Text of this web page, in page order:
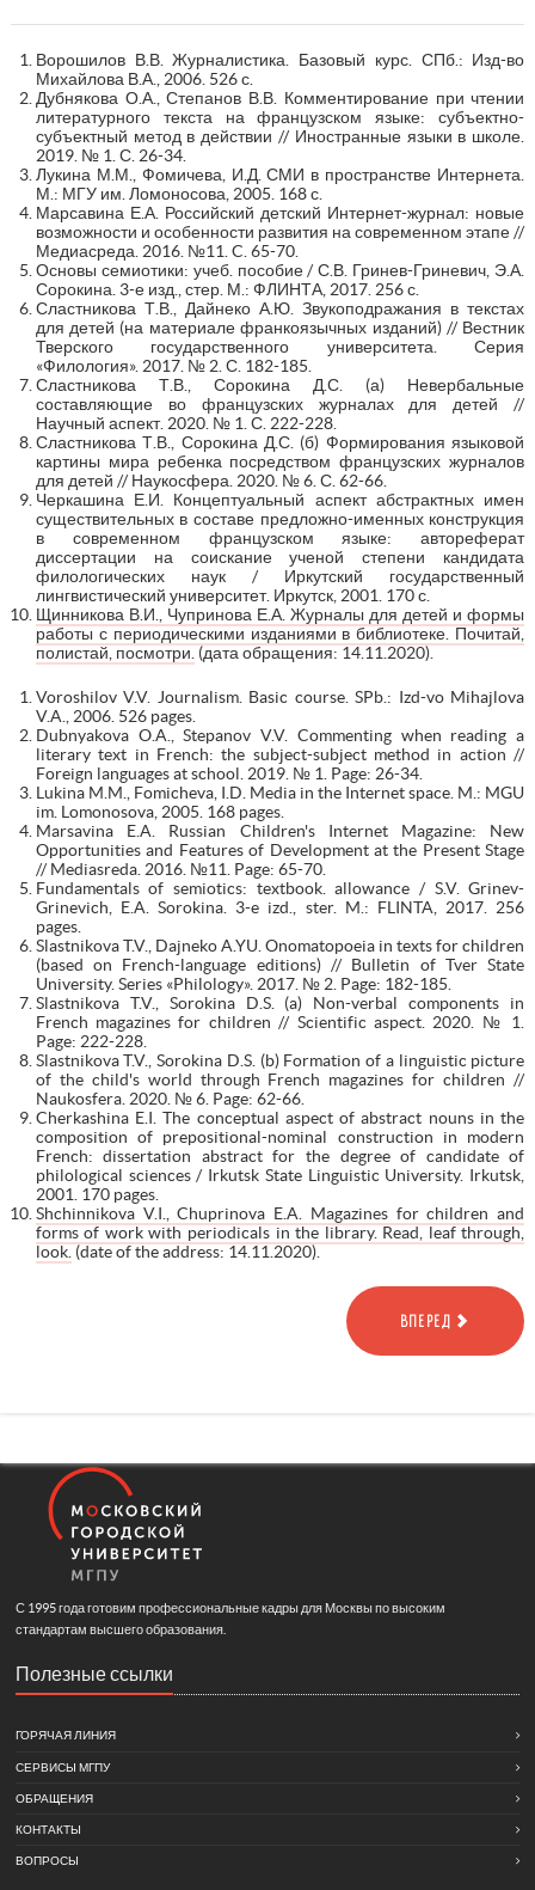
Ворошилов В.В. Журналистика. Базовый курс. СПб.: Изд-во
Михайлова В.А., 2006. 526 с.
Дубнякова О.А., Степанов В.В. Комментирование при чтении
литературного текста на французском языке: субъектно-
субъектный метод в действии // Иностранные языки в школе.
2019. № 1. С. 26-34.
Лукина М.М., Фомичева, И.Д. СМИ в пространстве Интернета.
М.: МГУ им. Ломоносова, 2005. 168 с.
Марсавина Е.А. Российский детский Интернет-журнал: новые
возможности и особенности развития на современном этапе //
Медиасреда. 2016. №11. C. 65-70.
Основы семиотики: учеб. пособие / С.В. Гринев-Гриневич, Э.А.
Сорокина. 3-е изд., стер. М.: ФЛИНТА, 2017. 256 с.
Сластникова Т.В., Дайнеко А.Ю. Звукоподражания в текстах
для детей (на материале франкоязычных изданий) // Вестник
Тверского государственного университета. Серия
«Филология». 2017. № 2. С. 182-185.
Сластникова Т.В., Сорокина Д.С. (а) Невербальные
составляющие во французских журналах для детей //
Научный аспект. 2020. № 1. С. 222-228.
Сластникова Т.В., Сорокина Д.С. (б) Формирования языковой
картины мира ребенка посредством французских журналов
для детей // Наукосфера. 2020. № 6. С. 62-66.
Черкашина Е.И. Концептуальный аспект абстрактных имен
существительных в составе предложно-именных конструкция
в современном французском языке: автореферат
диссертации на соискание ученой степени кандидата
филологических наук / Иркутский государственный
лингвистический университет. Иркутск, 2001. 170 с.
Щинникова В.И., Чупринова Е.А. Журналы для детей и формы
работы с периодическими изданиями в библиотеке. Почитай,
полистай, посмотри.(дата обращения: 14.11.2020).
Voroshilov V.V. Journalism. Basic course. SPb.: Izd-vo Mihajlova
V.A., 2006. 526 pages.
Dubnyakova O.A., Stepanov V.V. Commenting when reading a
literary text in French: the subject-subject method in action //
Foreign languages at school. 2019. № 1. Page: 26-34.
Lukina M.M., Fomicheva, I.D. Media in the Internet space. M.: MGU
im. Lomonosova, 2005. 168 pages.
Marsavina E.A. Russian Children's Internet Magazine: New
Opportunities and Features of Development at the Present Stage
// Mediasreda. 2016. №11. Page: 65-70.
Fundamentals of semiotics: textbook. allowance / S.V. Grinev-
Grinevich, E.A. Sorokina. 3-e izd., ster. M.: FLINTA, 2017. 256
pages.
Slastnikova T.V., Dajneko A.YU. Onomatopoeia in texts for children
(based on French-language editions) // Bulletin of Tver State
University. Series «Philology». 2017. № 2. Page: 182-185.
Slastnikova T.V., Sorokina D.S. (a) Non-verbal components in
French magazines for children // Scientific aspect. 2020. № 1.
Page: 222-228.
Slastnikova T.V., Sorokina D.S. (b) Formation of a linguistic picture
of the child's world through French magazines for children //
Naukosfera. 2020. № 6. Page: 62-66.
Cherkashina E.I. The conceptual aspect of abstract nouns in the
composition of prepositional-nominal construction in modern
French: dissertation abstract for the degree of candidate of
philological sciences / Irkutsk State Linguistic University. Irkutsk,
2001. 170 pages.
Shchinnikova V.I., Chuprinova E.A. Magazines for children and
forms of work with periodicals in the library. Read, leaf through,
look.(date of the address: 14.11.2020).
ВПЕРЕД
С 1995 года готовим профессиональные кадры для Москвы по высоким
стандартам высшего образования.
Полезные ссылки
ГОРЯЧАЯ ЛИНИЯ
СЕРВИСЫ МГПУ
ОБРАЩЕНИЯ
КОНТАКТЫ
ВОПРОСЫ